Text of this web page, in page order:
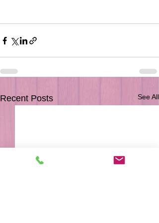
Recent Posts See All